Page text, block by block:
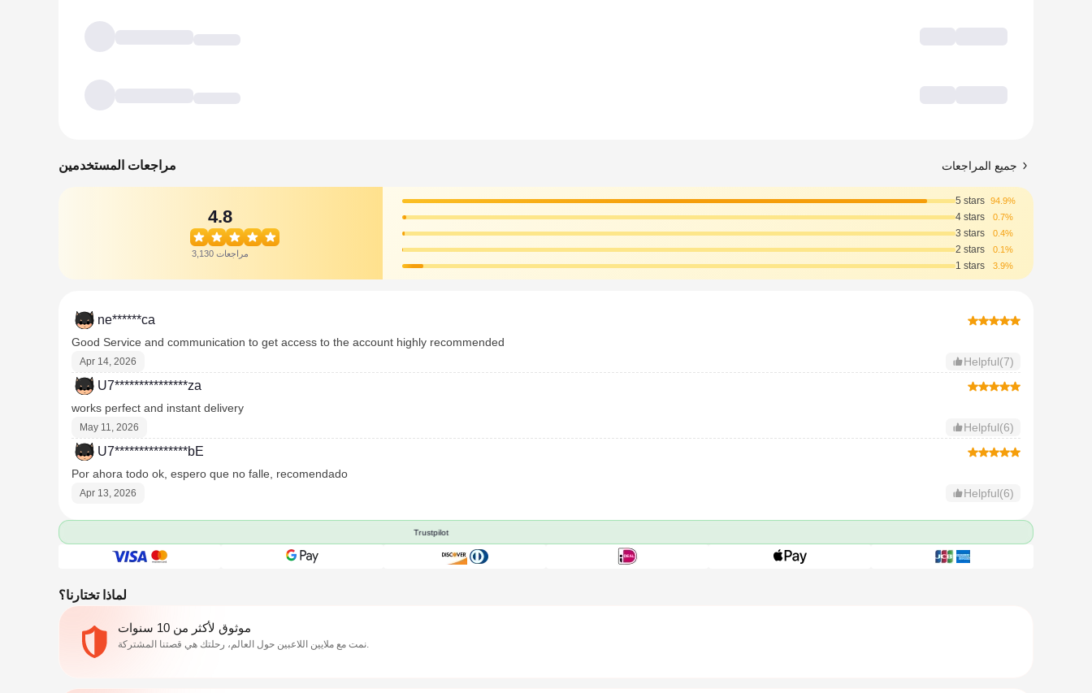
مراجعات المستخدمين جميع المراجعات
4.8
3,130 مراجعات
5 stars 94.9%
4 stars 0.7%
3 stars 0.4%
2 stars 0.1%
1 stars 3.9%
ne******ca
Good Service and communication to get access to the account highly recommended
Apr 14, 2026 Helpful(7)
U7***************za
works perfect and instant delivery
May 11, 2026 Helpful(6)
U7***************bE
Por ahora todo ok, espero que no falle, recomendado
Apr 13, 2026 Helpful(6)
Trustpilot
لماذا تختارنا؟
موثوق لأكثر من 10 سنوات
نمت مع ملايين اللاعبين حول العالم، رحلتك هي قصتنا المشتركة.